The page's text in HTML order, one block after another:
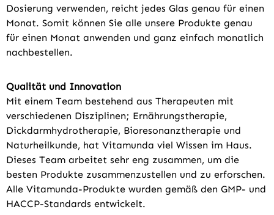
Dosierung verwenden, reicht jedes Glas genau für einen
Monat. Somit können Sie alle unsere Produkte genau
für einen Monat anwenden und ganz einfach monatlich
nachbestellen.
Qualität und Innovation
Mit einem Team bestehend aus Therapeuten mit
verschiedenen Disziplinen; Ernährungstherapie,
Dickdarmhydrotherapie, Bioresonanztherapie und
Naturheilkunde, hat Vitamunda viel Wissen im Haus.
Dieses Team arbeitet sehr eng zusammen, um die
besten Produkte zusammenzustellen und zu erforschen.
Alle Vitamunda-Produkte wurden gemäß den GMP- und
HACCP-Standards entwickelt.